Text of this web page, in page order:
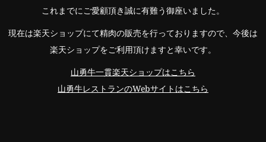
これまでにご愛顧頂き誠に有難う御座いました。
現在は楽天ショップにて精肉の販売を行っておりますので、今後は
楽天ショップをご利用頂けますと幸いです。
山勇牛一貫楽天ショップはこちら
山勇牛レストランのWebサイトはこちら